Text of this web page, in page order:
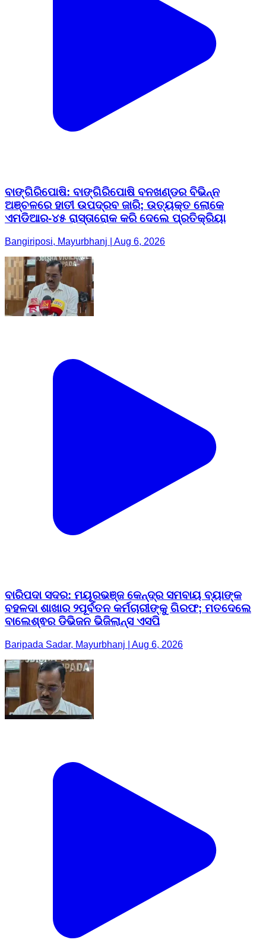
ବାଙ୍ଗିରିପୋଷି: ବାଙ୍ଗିରିପୋଷି ବନଖଣ୍ଡର ବିଭିନ୍ନ
ଅଞ୍ଚଳରେ ହାତୀ ଉପଦ୍ରବ ଜାରି; ଉତ୍ୟକ୍ତ ଲୋକେ
ଏମଡିଆର-୪୫ ରାସ୍ତାରୋକ କରି ଦେଲେ ପ୍ରତିକ୍ରିୟା
Bangiriposi, Mayurbhanj | Aug 6, 2026
ବାରିପଦା ସଦର: ମୟୂରଭଞ୍ଜ କେନ୍ଦ୍ର ସମବାୟ ବ୍ୟାଙ୍କ
ବହଳଦା ଶାଖାର ୨ପୂର୍ବତନ କର୍ମଚାରୀଙ୍କୁ ଗିରଫ; ମତଦେଲେ
ବାଲେଶ୍ଵର ଡିଭିଜନ ଭିଜିଲାନ୍ସ ଏସପି
Baripada Sadar, Mayurbhanj | Aug 6, 2026